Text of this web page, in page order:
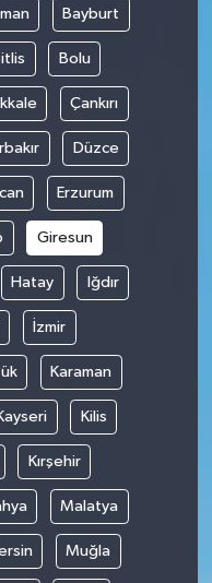
Bayburt
Bolu
Çankırı
Düzce
Erzurum
Giresun
Hatay Iğdır
İzmir
Karaman
Kilis
Kırşehir
Malatya
Muğla